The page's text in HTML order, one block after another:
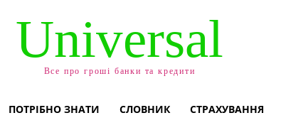
Universal
Все про гроші банки та кредити
ПОТРІБНО ЗНАТИ СЛОВНИК СТРАХУВАННЯ